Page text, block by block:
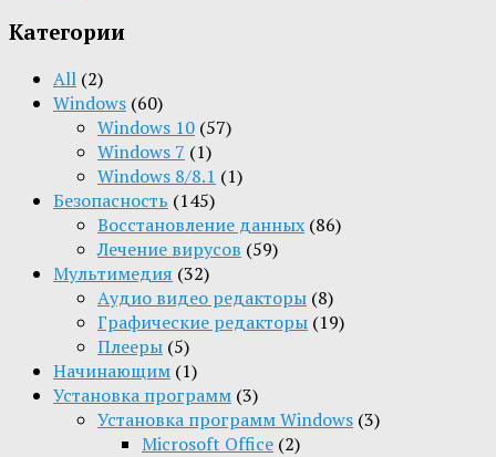
Категории
All (2)
Windows (60)
Windows 10 (57)
Windows 7 (1)
Windows 8/8.1 (1)
Безопасность (145)
Восстановление данных (86)
Лечение вирусов (59)
Мультимедия (32)
Aудио видео редакторы (8)
Графические редакторы (19)
Плееры (5)
Начинающим (1)
Установка программ (3)
Установка программ Windows (3)
Microsoft Office (2)